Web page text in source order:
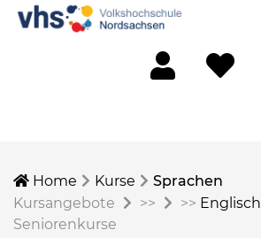
Home Kurse
Sprachen
Kursangebote
>> >> Englisch
Seniorenkurse